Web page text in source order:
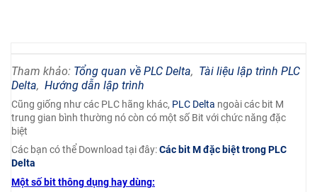
Tham khảo: Tổng quan về PLC Delta, Tài liệu lập trình PLC
Delta, Hướng dẫn lập trình
Cũng giống như các PLC hãng khác, PLC Delta ngoài các bit M
trung gian bình thường nó còn có một số Bit với chức năng đặc
biệt
Các bạn có thể Download tại đây:Các bit M đặc biệt trong PLC
Delta
Một số bit thông dụng hay dùng: